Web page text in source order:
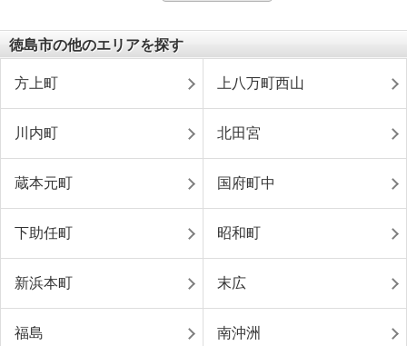
徳島市の他のエリアを探す
方上町 上八万町西山
川内町 北田宮
蔵本元町 国府町中
下助任町 昭和町
新浜本町 末広
福島 南沖洲